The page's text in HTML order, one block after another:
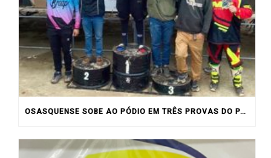
OSASQUENSE SOBE AO PÓDIO EM TRÊS PROVAS DO PAULISTA DE MOTOCROSS